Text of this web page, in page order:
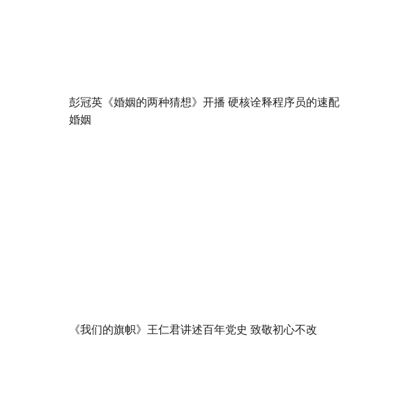
彭冠英《婚姻的两种猜想》开播 硬核诠释程序员的速配
婚姻
《我们的旗帜》王仁君讲述百年党史 致敬初心不改